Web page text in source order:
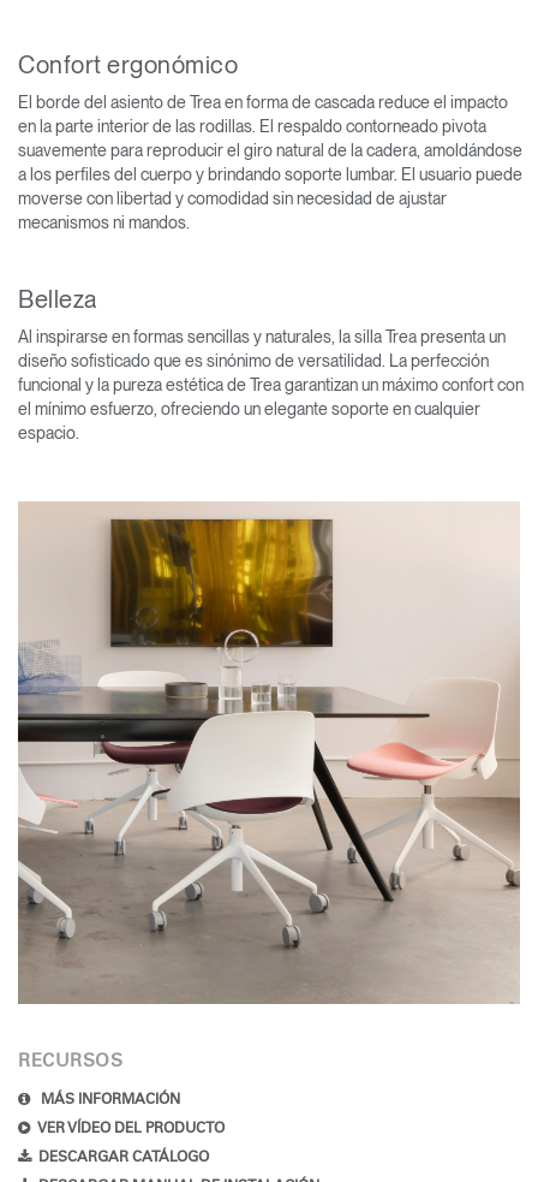
Confort ergonómico
El borde del asiento de Trea en forma de cascada reduce el impacto
en la parte interior de las rodillas. El respaldo contorneado pivota
suavemente para reproducir el giro natural de la cadera, amoldándose
a los perfiles del cuerpo y brindando soporte lumbar. El usuario puede
moverse con libertad y comodidad sin necesidad de ajustar
mecanismos ni mandos.
Belleza
Al inspirarse en formas sencillas y naturales, la silla Trea presenta un
diseño sofisticado que es sinónimo de versatilidad. La perfección
funcional y la pureza estética de Trea garantizan un máximo confort con
el mínimo esfuerzo, ofreciendo un elegante soporte en cualquier
espacio.
RECURSOS
MÁS INFORMACIÓN
VER VÍDEO DEL PRODUCTO
DESCARGAR CATÁLOGO